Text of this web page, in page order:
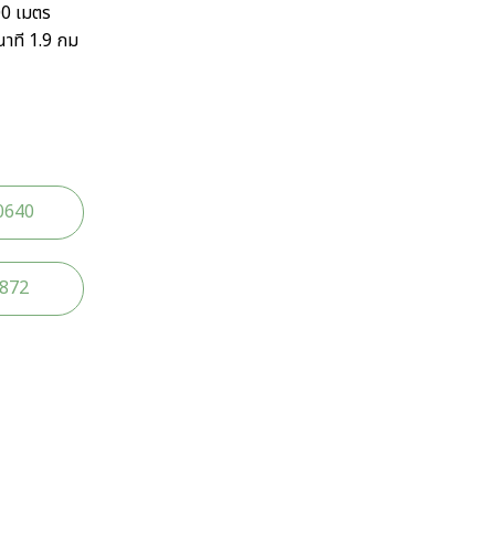
เมตร
าที 1.9 กม